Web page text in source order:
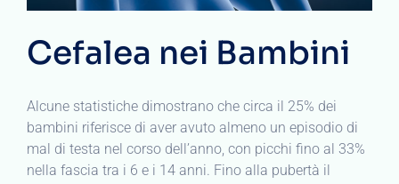
Cefalea nei Bambini
Alcune statistiche dimostrano che circa il 25% dei
bambini riferisce di aver avuto almeno un episodio di
mal di testa nel corso dell’anno, con picchi fino al 33%
nella fascia tra i 6 e i 14 anni. Fino alla pubertà il